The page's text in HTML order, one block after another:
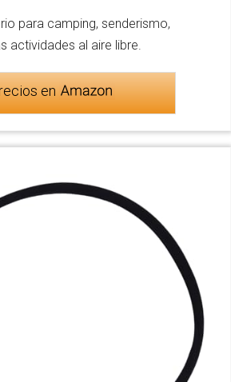
para camping, senderismo,
actividades al aire libre.
en